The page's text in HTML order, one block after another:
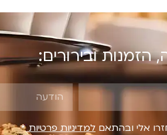
הזמנות ובירורים:
אלי ובהתאם למדיניות פרטיות*